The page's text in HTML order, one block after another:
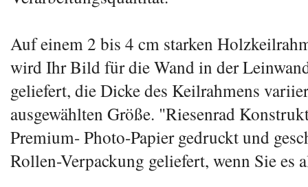
Auf einem 2 bis 4 cm starken
wird Ihr Bild für die Wand in der
geliefert, die Dicke des Keilrahmens
ausgewählten Größe. "Riesenrad
Premium- Photo-Papier gedruckt und
Rollen-Verpackung geliefert, wenn Sie es